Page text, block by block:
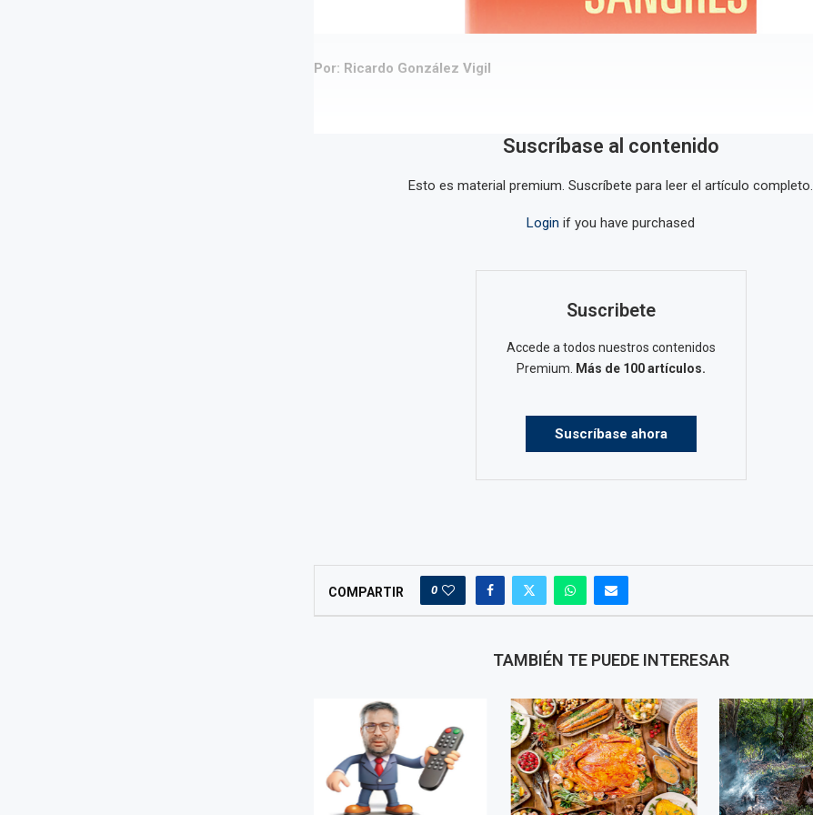
Por: Ricardo González Vigil
Suscríbase al contenido
Esto es material premium. Suscríbete para leer el artículo completo.
Login if you have purchased
Suscribete
Accede a todos nuestros contenidos
Premium.
Más de 100 artículos.
Suscríbase ahora
COMPARTIR 0
TAMBIÉN TE PUEDE INTERESAR